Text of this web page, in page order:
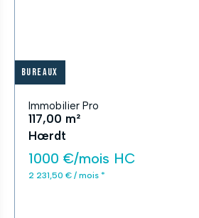
Bureaux
Immobilier Pro
117,00 m²
Hœrdt
1000 €/mois HC
2 231,50 € / mois *